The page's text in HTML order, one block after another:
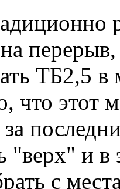
ТБ2,5 в
что этот
"верх" и
с